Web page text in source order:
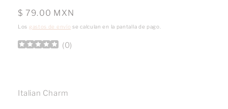
Precio
habitual
$ 79.00 MXN
Los gastos de envío se calculan en la pantalla de pago.
(0)
Italian Charm